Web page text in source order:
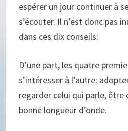
espérer un jour continuer à
s’écouter. Il n’est donc pas
dans ces dix conseils:
D’une part, les quatre
s’intéresser à l’autre:
regarder celui qui parle, être
bonne longueur d’onde.